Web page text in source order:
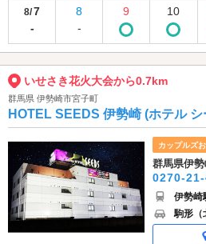
8/7
-
8
-
9 10
いせさき花火大会から0.7km
群馬県 伊勢崎市宮子町
HOTEL SEEDS 伊勢崎 (ホテル
カップルズ
群馬県伊
0270-
伊勢崎
駒形（